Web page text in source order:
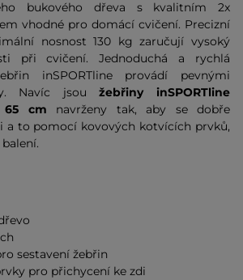
bukového dřeva s kvalitním 2x
vhodné pro domácí cvičení. Precizní
nosnost 130 kg zaručují vysoký
při cvičení. Jednoduchá a rychlá
inSPORTline provádí pevnými
Navíc jsoužebřiny inSPORTline
65 cm
navrženy tak, aby se dobře
a to pomocí kovových kotvících prvků,
sestavení žebřin
pro přichycení ke zdi